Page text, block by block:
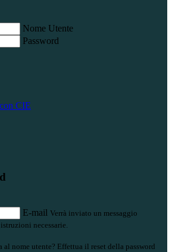
Nome Utente
Password
CIE
E-mail Verrà inviato un messaggio
necessarie.
al nome utente? Effettua il reset della password